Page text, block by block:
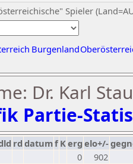
Spieler
Burgenland
Dr. Karl
Partie-
rd datumf Kerg elo+/-
0
902